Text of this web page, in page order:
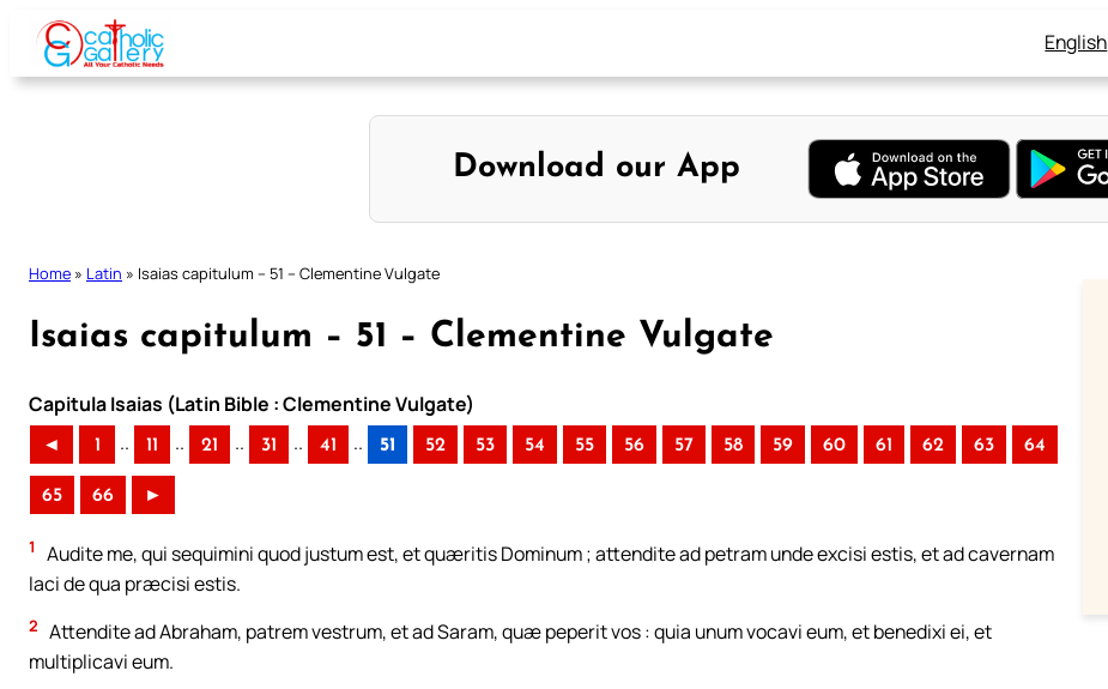
Skip
content
English
Download our App
Home » Latin » Isaias capitulum – 51 – Clementine Vulgate
Isaias capitulum – 51 – Clementine Vulgate
Capitula Isaias (Latin Bible : Clementine Vulgate)
◄ 1 .. 11 .. 21 .. 31 .. 41 .. 51 52 53 54 55 56 57 58 59 60 61 62 63 64
65 66 ►
1
Audite me, qui sequimini quod justum est, et quæritis Dominum ; attendite ad petram unde excisi estis, et ad cavernam
laci de qua præcisi estis.
2 Attendite ad Abraham, patrem vestrum, et ad Saram, quæ peperit vos : quia unum vocavi eum, et benedixi ei, et
multiplicavi eum.